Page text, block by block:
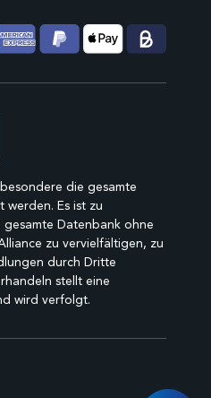
die gesamte
Es ist zu
Datenbank ohne
zu vervielfältigen, zu
durch Dritte
stellt eine
wird verfolgt.